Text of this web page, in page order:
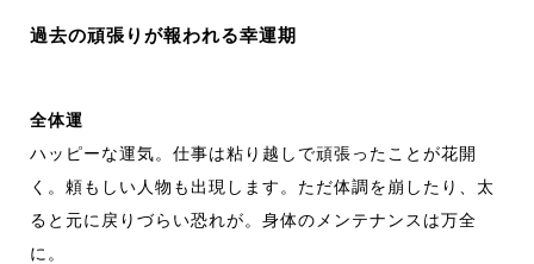
過去の頑張りが報われる幸運期
全体運
ハッピーな運気。仕事は粘り越しで頑張ったことが花開
く。頼もしい人物も出現します。ただ体調を崩したり、太
ると元に戻りづらい恐れが。身体のメンテナンスは万全
に。